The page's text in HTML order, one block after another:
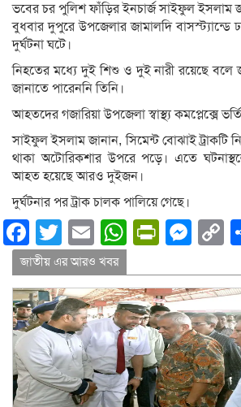
ভবের চর পুলিশ ফাঁড়ির ইনচার্জ সাইফুল
বুধবার দুপুরে উপজেলার জামালদি বাসস্ট্যান্ডে
দুর্ঘটনা ঘটে।
নিহতের মধ্যে দুই শিশু ও দুই নারী রয়েছে বলে
জানাতে পারেননি তিনি।
আহতদের গজারিয়া উপজেলা স্বাস্থ্য কমপ্লেক্সে
সাইফুল ইসলাম জানান, সিমেন্ট বোঝাই ট্রাকটি
থাকা অটোরিকশার উপরে পড়ে। এতে
আহত হয়েছে আরও দুইজন।
দুর্ঘটনার পর ট্রাক চালক পালিয়ে গেছে।
Facebook
Twitter
Email
জাতীয় এর আরও খবর